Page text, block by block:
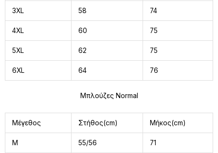
3XL 58 74
4XL 60 75
5XL 62 75
6XL 64 76
Μπλούζες Normal
Μέγεθος Στήθος(cm) Μήκος(cm)
M 55/56 71